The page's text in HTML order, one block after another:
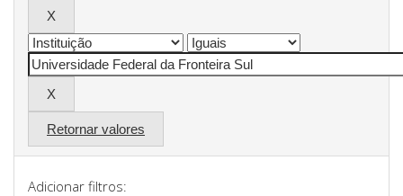
Retornar valores
Adicionar filtros: